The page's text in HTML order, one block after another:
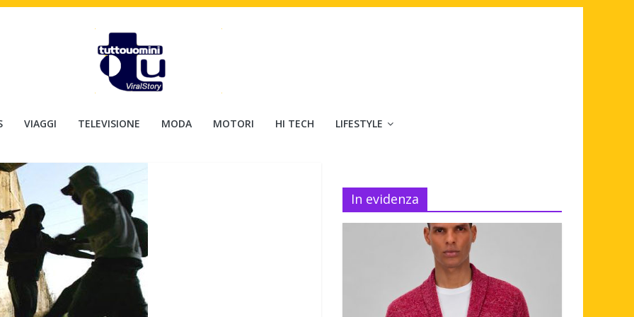
VIAGGI TELEVISIONE MODA MOTORI HI TECH LIFESTYLE
In evidenza